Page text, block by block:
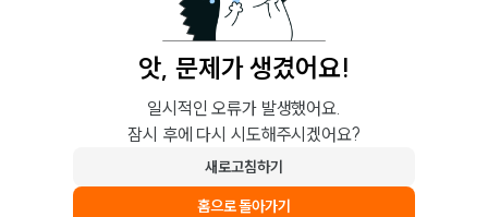
앗, 문제가 생겼어요!
일시적인 오류가 발생했어요.
잠시 후에 다시 시도해주시겠어요?
새로고침하기
홈으로 돌아가기